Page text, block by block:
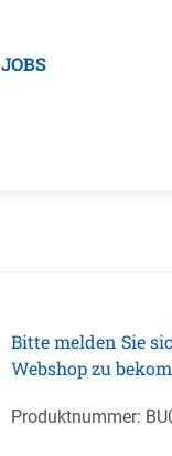
JOBS
Bitte melden Sie
Webshop zu
Produktnummer: